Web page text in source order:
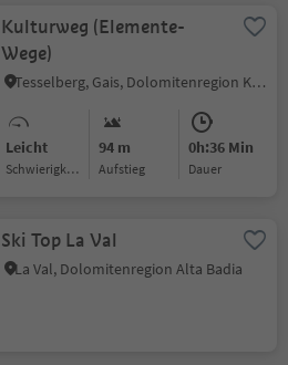
Kulturweg (Elemente-
Wege)
Tesselberg, Gais, Dolomitenregion Kronplatz
Leicht
Schwierigkeitsgrad
94 m
Aufstieg
0h:36 Min
Dauer
Ski Top La Val
La Val, Dolomitenregion Alta Badia